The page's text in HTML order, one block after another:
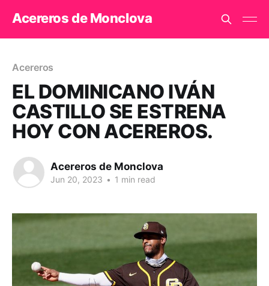
Acereros de Monclova
Acereros
EL DOMINICANO IVÁN
CASTILLO SE ESTRENA
HOY CON ACEREROS.
Acereros de Monclova
Jun 20, 2023 • 1 min read